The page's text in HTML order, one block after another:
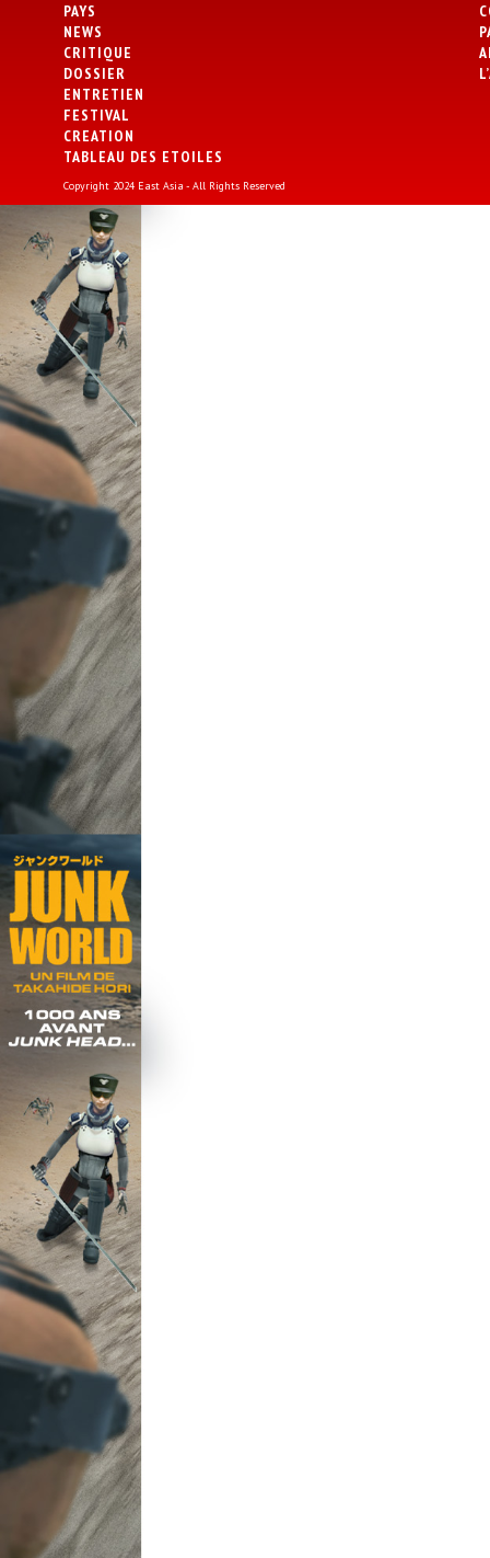
PAYS
NEWS
CRITIQUE
DOSSIER
ENTRETIEN
FESTIVAL
CREATION
TABLEAU DES ETOILES
Copyright 2024 East Asia - All Rights Reserved